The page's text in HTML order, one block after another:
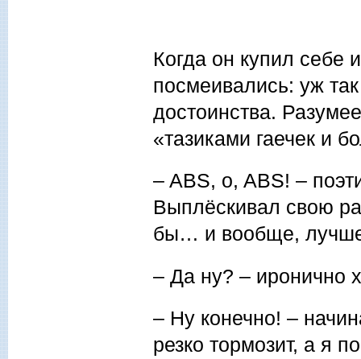
Когда он купил себе
посмеивались: уж
достоинства.
«тазиками гаечек и
– ABS, o, ABS! –
Выплёскивал свою
бы… и вообще,
– Да ну? – иронично
– Ну конечно! –
резко тормозит, а я